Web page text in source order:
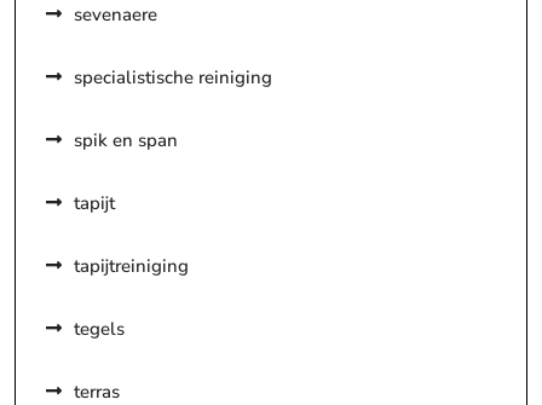
sevenaere
specialistische reiniging
spik en span
tapijt
tapijtreiniging
tegels
terras